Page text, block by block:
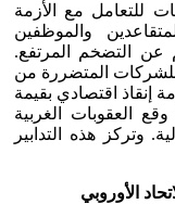
تشريعات للتعامل مع الأزمة
والموظفين
عن التضخم المرتفع.
المتضررة من
إنقاذ اقتصادي بقيمة
العقوبات الغربية
وتركز هذه التدابير
الأوروبي